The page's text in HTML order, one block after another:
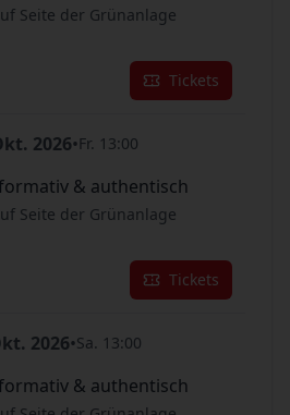
Seite der Grünanlage
Tickets
2026•Fr. 13:00
& authentisch
Seite der Grünanlage
Tickets
2026•Sa. 13:00
& authentisch